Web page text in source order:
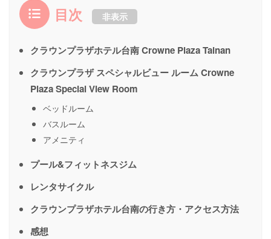
目次 非表示
クラウンプラザホテル台南 Crowne Plaza Tainan
クラウンプラザ スペシャルビュー ルーム Crowne
Plaza Special View Room
ベッドルーム
バスルーム
アメニティ
プール&フィットネスジム
レンタサイクル
クラウンプラザホテル台南の行き方・アクセス方法
感想